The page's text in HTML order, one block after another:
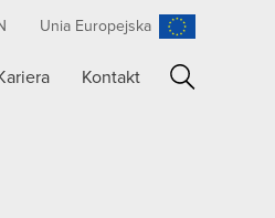
Unia Europejska
Kontakt